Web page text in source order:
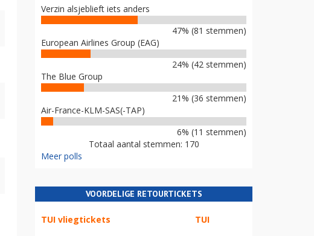
Verzin alsjeblieft iets anders
47% (81 stemmen)
European Airlines Group (EAG)
24% (42 stemmen)
The Blue Group
21% (36 stemmen)
Air-France-KLM-SAS(-TAP)
6% (11 stemmen)
Totaal aantal stemmen: 170
Meer polls
VOORDELIGE RETOURTICKETS
TUI vliegtickets TUI